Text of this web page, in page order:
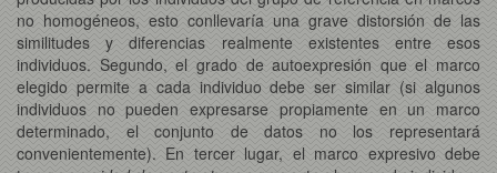
no homogéneos, esto conllevaría una grave distorsión de las
similitudes y diferencias realmente existentes entre esos
individuos. Segundo, el grado de autoexpresión que el marco
elegido permite a cada individuo debe ser similar (si algunos
individuos no pueden expresarse propiamente en un marco
determinado, el conjunto de datos no los representará
convenientemente). En tercer lugar, el marco expresivo debe